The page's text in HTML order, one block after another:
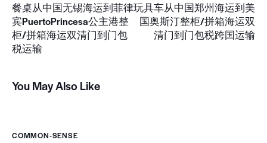
餐桌从中国无锡海运到菲律
宾PuertoPrincesa公主港整
柜/拼箱海运双清门到门包
税运输
玩具车从中国郑州海运到美
国奥斯汀整柜/拼箱海运双
清门到门包税跨国运输
You May Also Like
COMMON-SENSE